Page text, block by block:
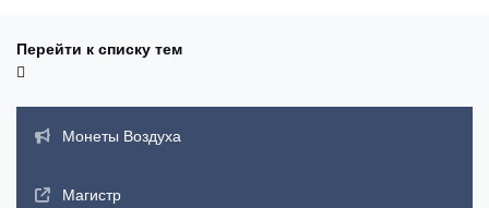
Перейти к списку тем
Монеты Воздуха
Магистр